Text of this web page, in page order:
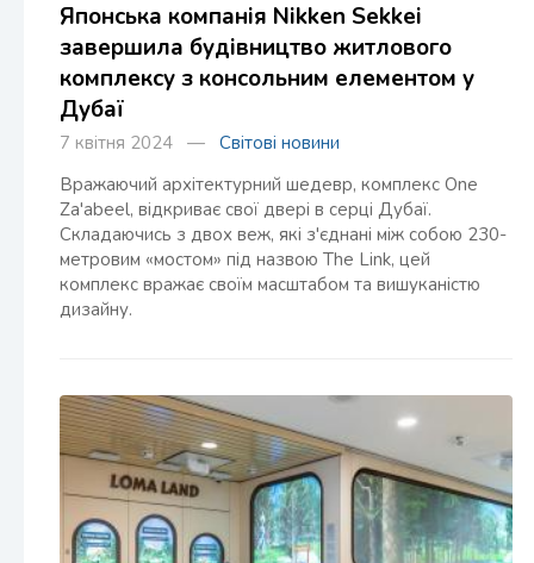
Японська компанія Nikken Sekkei
завершила будівництво житлового
комплексу з консольним елементом у
Дубаї
7 квітня 2024 — Світові новини
Вражаючий архітектурний шедевр, комплекс One
Za'abeel, відкриває свої двері в серці Дубаї.
Складаючись з двох веж, які з'єднані між собою 230-
метровим «мостом» під назвою The Link, цей
комплекс вражає своїм масштабом та вишуканістю
дизайну.